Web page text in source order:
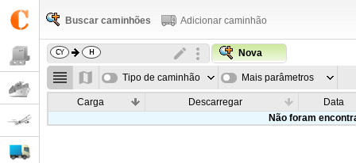
Buscar caminhões Adicionar caminhão
Nova
Tipo de caminhão Mais parâmetros
Carga Descarregar
Data
Não foram